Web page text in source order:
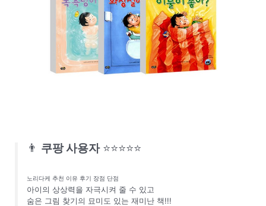
👨 쿠팡 사용자 ⭐⭐⭐⭐⭐
노리다케 추천 이유 후기 장점 단점
아이의 상상력을 자극시켜 줄 수 있고
숨은 그림 찾기의 묘미도 있는 재미난 책!!!